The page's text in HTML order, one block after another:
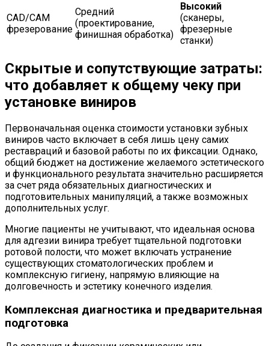
CAD/CAM
фрезерование
Средний
(проектирование,
финишная обработка)
Высокий
(сканеры,
фрезерные
станки)
Скрытые и сопутствующие затраты:
что добавляет к общему чеку при
установке виниров
Первоначальная оценка стоимости установки зубных
виниров часто включает в себя лишь цену самих
реставраций и базовой работы по их фиксации. Однако,
общий бюджет на достижение желаемого эстетического
и функционального результата значительно расширяется
за счет ряда обязательных диагностических и
подготовительных манипуляций, а также возможных
дополнительных услуг.
Многие пациенты не учитывают, что идеальная основа
для адгезии винира требует тщательной подготовки
ротовой полости, что может включать устранение
существующих стоматологических проблем и
комплексную гигиену, напрямую влияющие на
долговечность и эстетику конечного изделия.
Комплексная диагностика и предварительная
подготовка